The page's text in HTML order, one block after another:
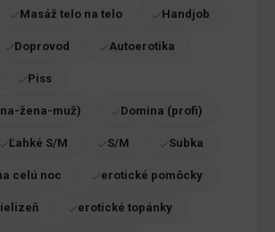
Masáž telo na telo Handjob
Doprovod Autoerotika
Piss
žena-muž) Domina (profi)
Ľahké S/M S/M Subka
celú noc erotické pomôcky
erotické topánky